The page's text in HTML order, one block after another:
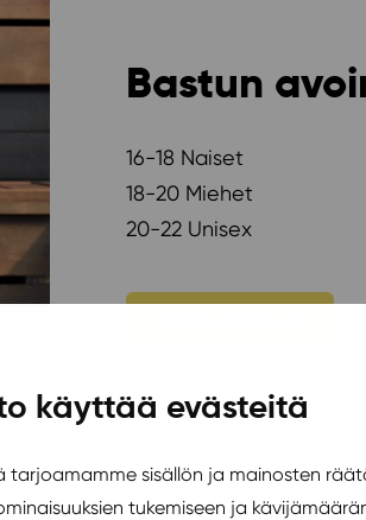
käyttää evästeitä
tarjoamamme sisällön ja mainosten
tukemiseen ja
Bastun
16-18 Naiset
18-20 Miehet
20-22 Unisex